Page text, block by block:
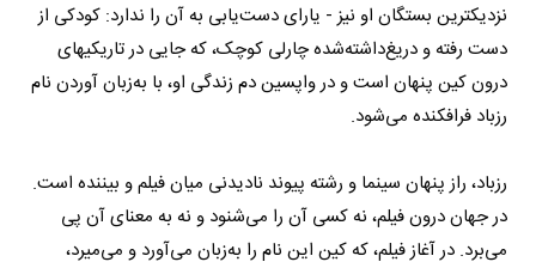
نزدیکترین بستگان او نیز - یارای دست‌یابی به آن را ندارد: کودکی از
دست رفته و دریغ‌داشته‌شده چارلی کوچک، که جایی در تاریکیهای
درون کین پنهان است و در واپسین دم زندگی او، با به‌زبان آوردن نام
رزباد فرافکنده می‌شود.
رزباد، راز پنهان سینما و رشته پیوند نادیدنی میان فیلم و بیننده است.
در جهان درون فیلم، نه کسی آن را می‌شنود و نه به معنای آن پی
می‌برد. در آغاز فیلم، که کین این نام را به‌زبان می‌آورد و می‌میرد،